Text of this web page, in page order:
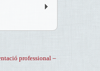
professional –